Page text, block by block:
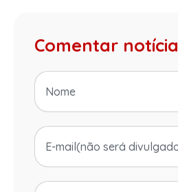
Comentar notícia